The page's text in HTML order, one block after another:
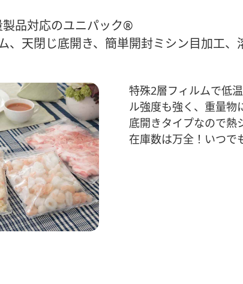
品対応のユニパック®
、天閉じ底開き、簡単開封ミシン目加工
特殊2層フィルムで低
ル強度も強く、重量物
底開きタイプなので熱
在庫数は万全！いつで